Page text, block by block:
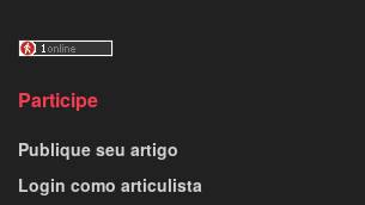
Participe
Publique seu artigo
Login como articulista